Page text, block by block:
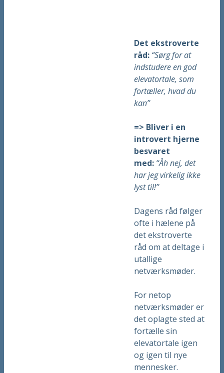
Det ekstroverte
råd: “Sørg for at
indstudere en god
elevatortale, som
fortæller, hvad du
kan”
=> Bliver i en
introvert hjerne
besvaret
med: “Åh nej, det
har jeg virkelig ikke
lyst til!”
Dagens råd følger
ofte i hælene på
det ekstroverte
råd om at deltage i
utallige
netværksmøder.
For netop
netværksmøder er
det oplagte sted at
fortælle sin
elevatortale igen
og igen til nye
mennesker.